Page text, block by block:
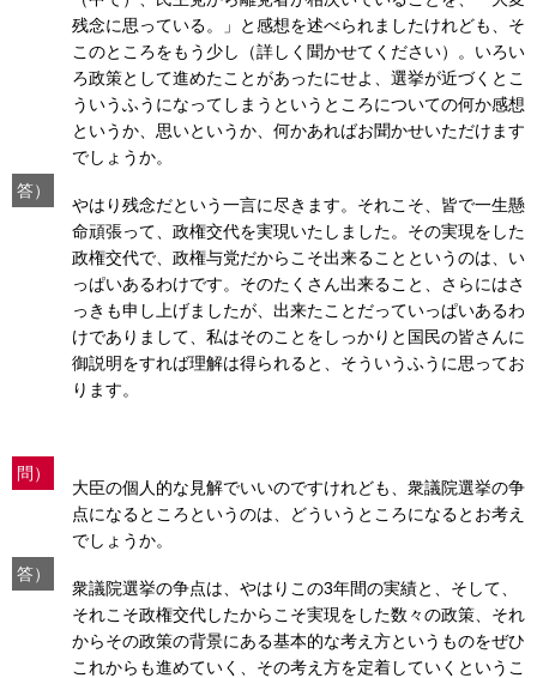
残念に思っている。」と感想を述べられましたけれども、そ
このところをもう少し（詳しく聞かせてください）。いろい
ろ政策として進めたことがあったにせよ、選挙が近づくとこ
ういうふうになってしまうというところについての何か感想
というか、思いというか、何かあればお聞かせいただけます
でしょうか。
答）
やはり残念だという一言に尽きます。それこそ、皆で一生懸
命頑張って、政権交代を実現いたしました。その実現をした
政権交代で、政権与党だからこそ出来ることというのは、い
っぱいあるわけです。そのたくさん出来ること、さらにはさ
っきも申し上げましたが、出来たことだっていっぱいあるわ
けでありまして、私はそのことをしっかりと国民の皆さんに
御説明をすれば理解は得られると、そういうふうに思ってお
ります。
問）
大臣の個人的な見解でいいのですけれども、衆議院選挙の争
点になるところというのは、どういうところになるとお考え
でしょうか。
答）
衆議院選挙の争点は、やはりこの3年間の実績と、そして、
それこそ政権交代したからこそ実現をした数々の政策、それ
からその政策の背景にある基本的な考え方というものをぜひ
これからも進めていく、その考え方を定着していくというこ